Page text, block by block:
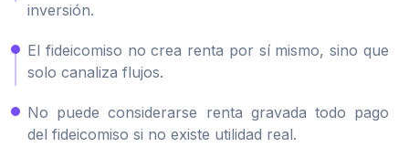
inversión.
El fideicomiso no crea renta por sí mismo, sino que
solo canaliza flujos.
No puede considerarse renta gravada todo pago
del fideicomiso si no existe utilidad real.